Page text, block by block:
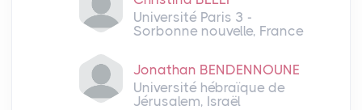
Université Paris 3 -
Sorbonne nouvelle, France
Jonathan BENDENNOUNE
Université hébraïque de
Jérusalem, Israël